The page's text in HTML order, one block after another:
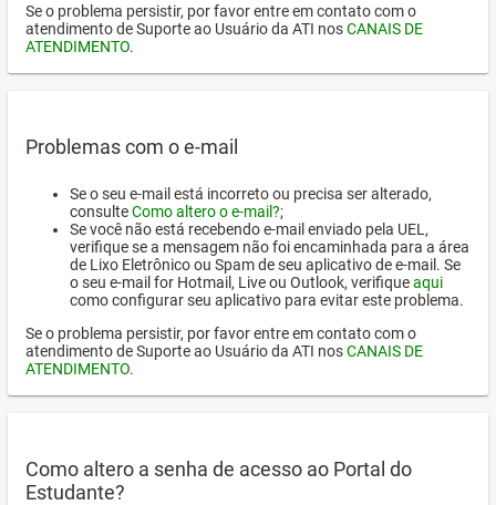
Se o problema persistir, por favor entre em contato com o
atendimento de Suporte ao Usuário da ATI nosCANAIS DE
ATENDIMENTO.
Problemas com o e-mail
Se o seu e-mail está incorreto ou precisa ser alterado,
consulteComo altero o e-mail?;
Se você não está recebendo e-mail enviado pela UEL,
verifique se a mensagem não foi encaminhada para a área
de Lixo Eletrônico ou Spam de seu aplicativo de e-mail. Se
o seu e-mail for Hotmail, Live ou Outlook, verifiqueaqui
como configurar seu aplicativo para evitar este problema.
Se o problema persistir, por favor entre em contato com o
atendimento de Suporte ao Usuário da ATI nosCANAIS DE
ATENDIMENTO.
Como altero a senha de acesso ao Portal do
Estudante?